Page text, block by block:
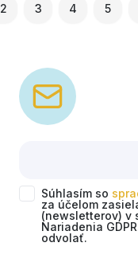
2 3 4 5
Súhlasím so
za účelom
(newsletterov) v
Nariadenia
odvolať.